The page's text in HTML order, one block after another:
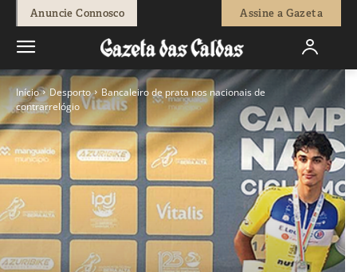
Anuncie Connosco Assine a Gazeta
Início Desporto
Bancaleiro de prata nos nacionais de
contrarrelógio